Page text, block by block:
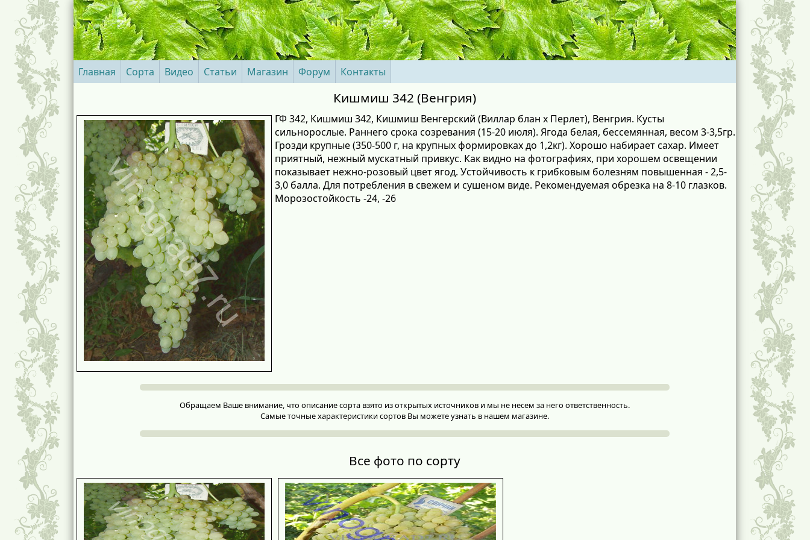
Главная Сорта Видео Статьи Магазин Форум Контакты
Кишмиш 342 (Венгрия)
ГФ 342, Кишмиш 342, Кишмиш Венгерский (Виллар блан x Перлет), Венгрия. Кусты
сильнорослые. Раннего срока созревания (15-20 июля). Ягода белая, бессемянная, весом 3-3,5гр.
Грозди крупные (350-500 г, на крупных формировках до 1,2кг). Хорошо набирает сахар. Имеет
приятный, нежный мускатный привкус. Как видно на фотографиях, при хорошем освещении
показывает нежно-розовый цвет ягод. Устойчивость к грибковым болезням повышенная - 2,5-
3,0 балла. Для потребления в свежем и сушеном виде. Рекомендуемая обрезка на 8-10 глазков.
Морозостойкость -24, -26
Обращаем Ваше внимание, что описание сорта взято из открытых источников и мы не несем за него ответственность.
Самые точные характеристики сортов Вы можете узнать в нашем магазине.
Все фото по сорту